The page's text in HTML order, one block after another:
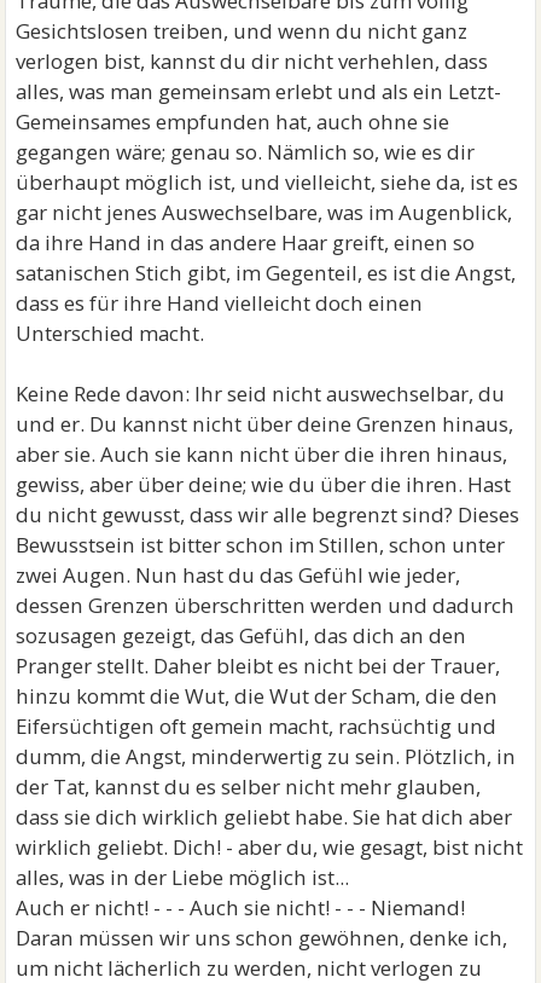
Gesichtslosen treiben, und wenn du nicht ganz
verlogen bist, kannst du dir nicht verhehlen, dass
alles, was man gemeinsam erlebt und als ein Letzt-
Gemeinsames empfunden hat, auch ohne sie
gegangen wäre; genau so. Nämlich so, wie es dir
überhaupt möglich ist, und vielleicht, siehe da, ist es
gar nicht jenes Auswechselbare, was im Augenblick,
da ihre Hand in das andere Haar greift, einen so
satanischen Stich gibt, im Gegenteil, es ist die Angst,
dass es für ihre Hand vielleicht doch einen
Unterschied macht.
Keine Rede davon: Ihr seid nicht auswechselbar, du
und er. Du kannst nicht über deine Grenzen hinaus,
aber sie. Auch sie kann nicht über die ihren hinaus,
gewiss, aber über deine; wie du über die ihren. Hast
du nicht gewusst, dass wir alle begrenzt sind? Dieses
Bewusstsein ist bitter schon im Stillen, schon unter
zwei Augen. Nun hast du das Gefühl wie jeder,
dessen Grenzen überschritten werden und dadurch
sozusagen gezeigt, das Gefühl, das dich an den
Pranger stellt. Daher bleibt es nicht bei der Trauer,
hinzu kommt die Wut, die Wut der Scham, die den
Eifersüchtigen oft gemein macht, rachsüchtig und
dumm, die Angst, minderwertig zu sein. Plötzlich, in
der Tat, kannst du es selber nicht mehr glauben,
dass sie dich wirklich geliebt habe. Sie hat dich aber
wirklich geliebt. Dich! - aber du, wie gesagt, bist nicht
alles, was in der Liebe möglich ist...
Auch er nicht! - - - Auch sie nicht! - - - Niemand!
Daran müssen wir uns schon gewöhnen, denke ich,
um nicht lächerlich zu werden, nicht verlogen zu